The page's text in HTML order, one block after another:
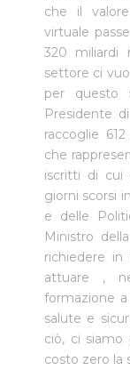
che il
virtuale
320
settore ci
per questo
Presidente
raccoglie
che
iscritti di cui
giorni scorsi
e delle
Ministro
richiedere
attuare ,
formazione
salute e
ciò, ci siamo
costo zero la